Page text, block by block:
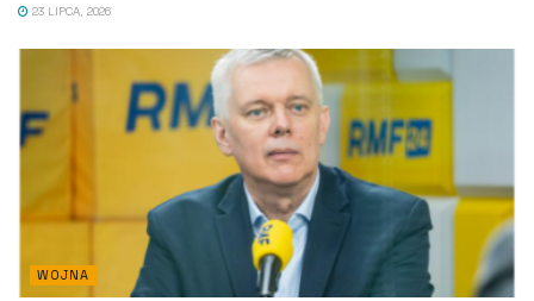
23 LIPCA, 2026
WOJNA